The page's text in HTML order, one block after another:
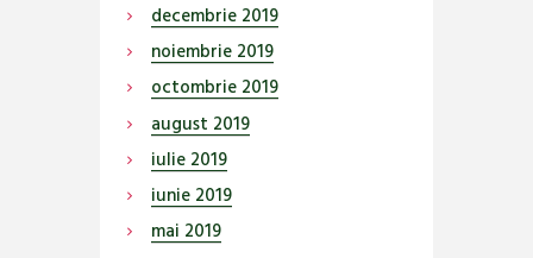
decembrie 2019
noiembrie 2019
octombrie 2019
august 2019
iulie 2019
iunie 2019
mai 2019